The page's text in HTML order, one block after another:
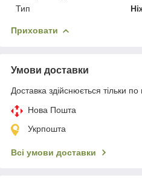
Тип
Приховати
Умови доставки
Доставка здійснюється тільки по
Нова Пошта
Укрпошта
Всі умови доставки